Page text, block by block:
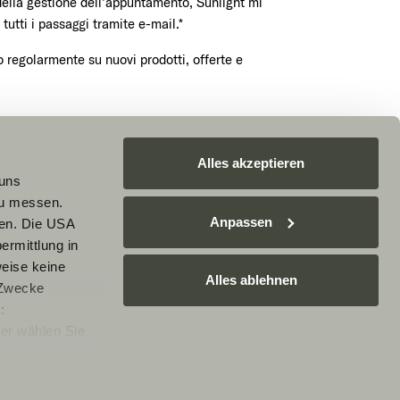
messen.
Die USA
in
keine
nicht
Alles akzeptieren
Anpassen
Alles ablehnen
i passaggi tramite e-mail.*
regolarmente su nuovi prodotti, offerte e
un appuntamento
e si applicano le norme sulla privacye itermini di